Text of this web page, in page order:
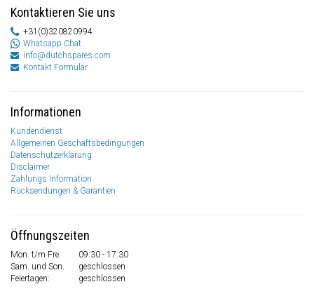
Kontaktieren Sie uns
+31(0)320820994
Whatsapp Chat
info@dutchspares.com
Kontakt Formular
Informationen
Kundendienst
Allgemeinen Geschäftsbedingungen
Datenschutzerklärung
Disclaimer
Zahlungs Information
Rücksendungen & Garantien
Öffnungszeiten
Mon. t/m Fre.
09:30 - 17:30
Sam. und Son.
geschlossen
Feiertagen:
geschlossen